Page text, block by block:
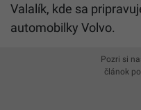
Valalík, kde sa
automobilky Volvo.
Pozri si
článok